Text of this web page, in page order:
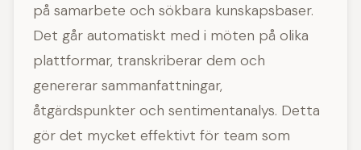
på samarbete och sökbara kunskapsbaser.
Det går automatiskt med i möten på olika
plattformar, transkriberar dem och
genererar sammanfattningar,
åtgärdspunkter och sentimentanalys. Detta
gör det mycket effektivt för team som